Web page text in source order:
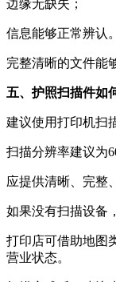
边缘无缺失；
信息能够正常辨认。
完整清晰的文件能
五、护照扫描件如
建议使用打印机扫
扫描分辨率建议为
应提供清晰、完整
如果没有扫描设备
打印店可借助地图
营业状态。